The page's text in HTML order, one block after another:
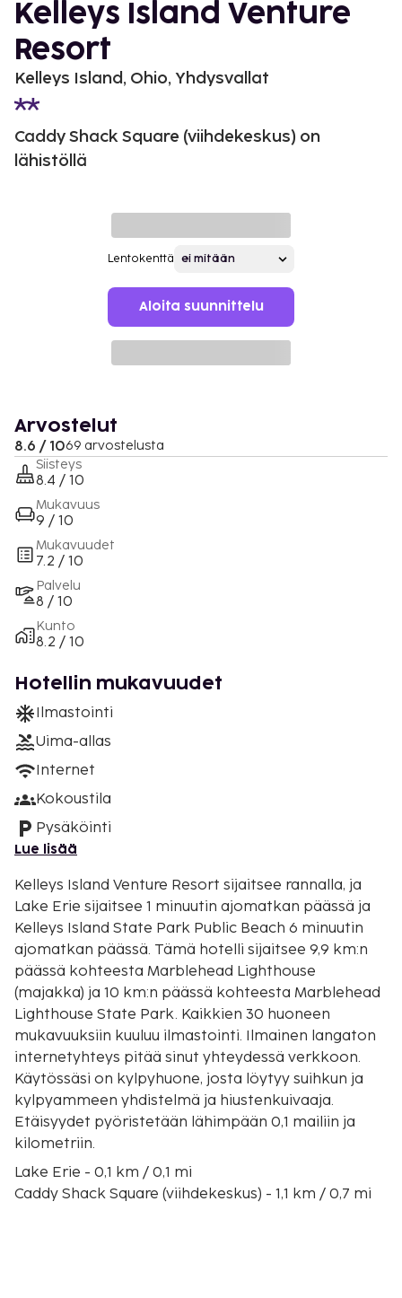
Kelleys Island Venture
Resort
Kelleys Island, Ohio, Yhdysvallat
Caddy Shack Square (viihdekeskus) on
lähistöllä
Lentokenttä
Aloita suunnittelu
Arvostelut
8.6 / 1069 arvostelusta
Siisteys
8.4 / 10
Mukavuus
9 / 10
Mukavuudet
7.2 / 10
Palvelu
8 / 10
Kunto
8.2 / 10
Hotellin mukavuudet
Ilmastointi
Uima-allas
Internet
Kokoustila
Pysäköinti
Lue lisää
Kelleys Island Venture Resort sijaitsee rannalla, ja
Lake Erie sijaitsee 1 minuutin ajomatkan päässä ja
Kelleys Island State Park Public Beach 6 minuutin
ajomatkan päässä. Tämä hotelli sijaitsee 9,9 km:n
päässä kohteesta Marblehead Lighthouse
(majakka) ja 10 km:n päässä kohteesta Marblehead
Lighthouse State Park. Kaikkien 30 huoneen
mukavuuksiin kuuluu ilmastointi. Ilmainen langaton
internetyhteys pitää sinut yhteydessä verkkoon.
Käytössäsi on kylpyhuone, josta löytyy suihkun ja
kylpyammeen yhdistelmä ja hiustenkuivaaja.
Etäisyydet pyöristetään lähimpään 0,1 mailiin ja
kilometriin.
Lake Erie - 0,1 km / 0,1 mi
Caddy Shack Square (viihdekeskus) - 1,1 km / 0,7 mi